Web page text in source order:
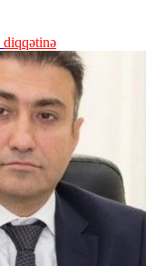
diqqətinə